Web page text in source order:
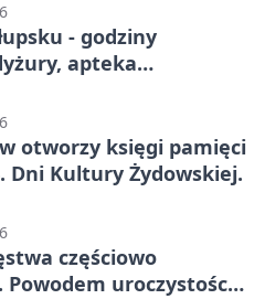
- godziny
apteka
otworzy księgi pamięci
Dni Kultury Żydowskiej.
częściowo
uroczystości